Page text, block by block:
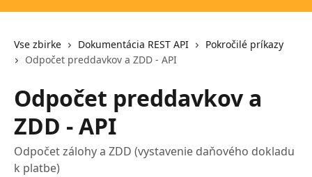
Vse zbirke Dokumentácia REST API
Pokročilé príkazy
Odpočet preddavkov a ZDD - API
Odpočet preddavkov a
ZDD - API
Odpočet zálohy a ZDD (vystavenie daňového dokladu
k platbe)